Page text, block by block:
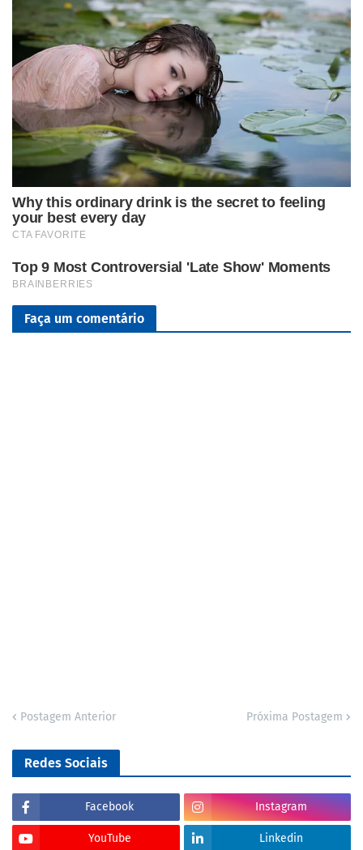
Faça um comentário
Postagem Anterior Próxima Postagem
Redes Sociais
Facebook Instagram
YouTube Linkedin